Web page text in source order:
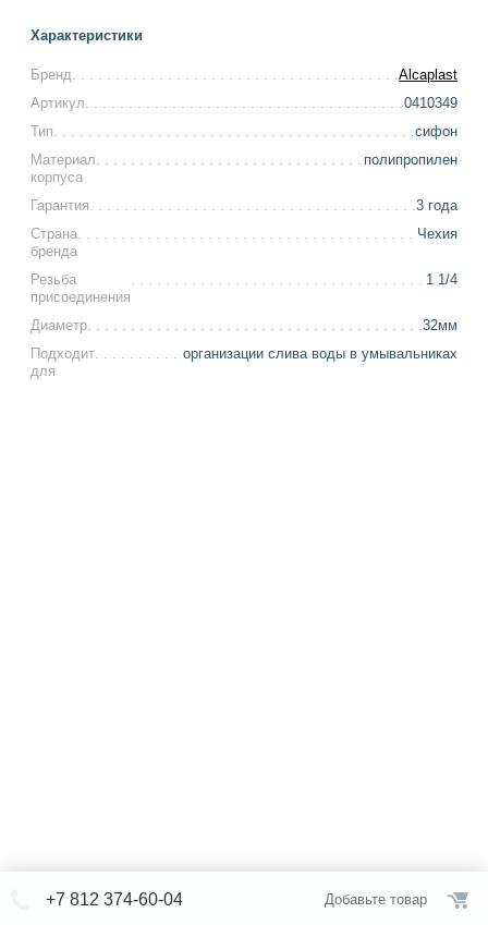
Характеристики
Бренд
Alcaplast
Артикул
0410349
Тип
сифон
Материал
корпуса
полипропилен
Гарантия
3 года
Страна
бренда
Чехия
Резьба
присоединения
1 1/4
Диаметр
32мм
Подходит
для
организации слива воды в умывальниках
+7 812 374-60-04 Добавьте товар